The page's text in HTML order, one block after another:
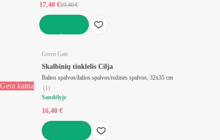
17,40 €19,40 €
Gera kaina
Green Gate
Skalbinių tinklelis Cilja
Baltos spalvos/žalios spalvos/rožinės spalvos, 32x35 cm
(1)
Sandėlyje
16,40 €